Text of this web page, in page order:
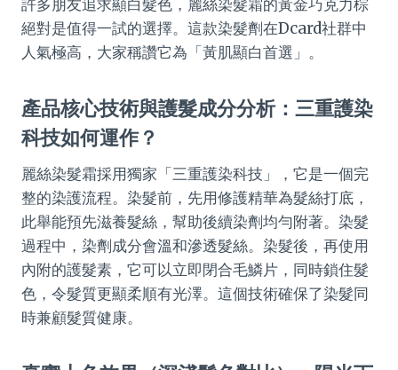
許多朋友追求顯白髮色，麗絲染髮霜的黃金巧克力棕
絕對是值得一試的選擇。這款染髮劑在Dcard社群中
人氣極高，大家稱讚它為「黃肌顯白首選」。
產品核心技術與護髮成分分析：三重護染
科技如何運作？
麗絲染髮霜採用獨家「三重護染科技」，它是一個完
整的染護流程。染髮前，先用修護精華為髮絲打底，
此舉能預先滋養髮絲，幫助後續染劑均勻附著。染髮
過程中，染劑成分會溫和滲透髮絲。染髮後，再使用
內附的護髮素，它可以立即閉合毛鱗片，同時鎖住髮
色，令髮質更顯柔順有光澤。這個技術確保了染髮同
時兼顧髮質健康。